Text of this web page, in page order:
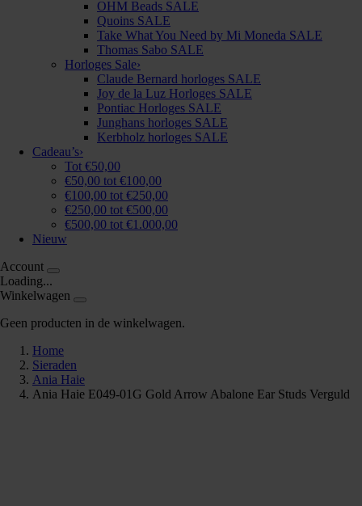
OHM Beads SALE
Quoins SALE
Take What You Need by Mi Moneda SALE
Thomas Sabo SALE
Horloges Sale›
Claude Bernard horloges SALE
Joy de la Luz Horloges SALE
Pontiac Horloges SALE
Junghans horloges SALE
Kerbholz horloges SALE
Cadeau’s›
Tot €50,00
€50,00 tot €100,00
€100,00 tot €250,00
€250,00 tot €500,00
€500,00 tot €1.000,00
Nieuw
Account
Loading...
Winkelwagen
Geen producten in de winkelwagen.
Home
Sieraden
Ania Haie
Ania Haie E049-01G Gold Arrow Abalone Ear Studs Verguld